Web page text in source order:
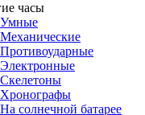
часы
Умные
Механические
Противоударные
Электронные
Скелетоны
Хронографы
На солнечной батарее